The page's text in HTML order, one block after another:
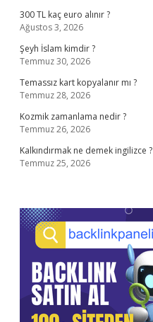
300 TL kaç euro alınır ?
Ağustos 3, 2026
Şeyh İslam kimdir ?
Temmuz 30, 2026
Temassız kart kopyalanır mı ?
Temmuz 28, 2026
Kozmik zamanlama nedir ?
Temmuz 26, 2026
Kalkındırmak ne demek ingilizce ?
Temmuz 25, 2026